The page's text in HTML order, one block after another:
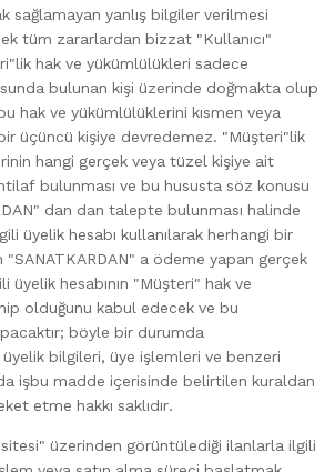
sağlamayan yanlış bilgiler verilmesi
tüm zararlardan bizzat "Kullanıcı"
hak ve yükümlülükleri sadece
bulunan kişi üzerinde doğmakta olup
hak ve yükümlülüklerini kısmen veya
üçüncü kişiye devredemez. "Müşteri"lik
hangi gerçek veya tüzel kişiye ait
bulunması ve bu hususta söz konusu
dan dan talepte bulunması halinde
üyelik hesabı kullanılarak herhangi bir
a ödeme yapan gerçek
üyelik hesabının "Müşteri" hak ve
olduğunu kabul edecek ve bu
böyle bir durumda
üyelik bilgileri, üye işlemleri ve benzeri
işbu madde içerisinde belirtilen kuraldan
etme hakkı saklıdır.
üzerinden görüntülediği ilanlarla ilgili